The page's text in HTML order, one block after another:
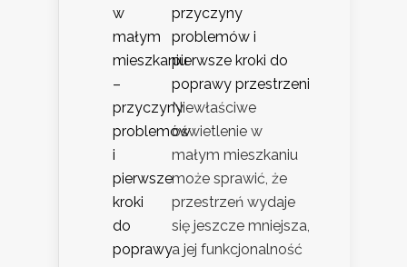
przyczyny
problemów i
pierwsze kroki do
poprawy przestrzeni
Niewłaściwe
oświetlenie w
małym mieszkaniu
może sprawić, że
przestrzeń wydaje
się jeszcze mniejsza,
a jej funkcjonalność